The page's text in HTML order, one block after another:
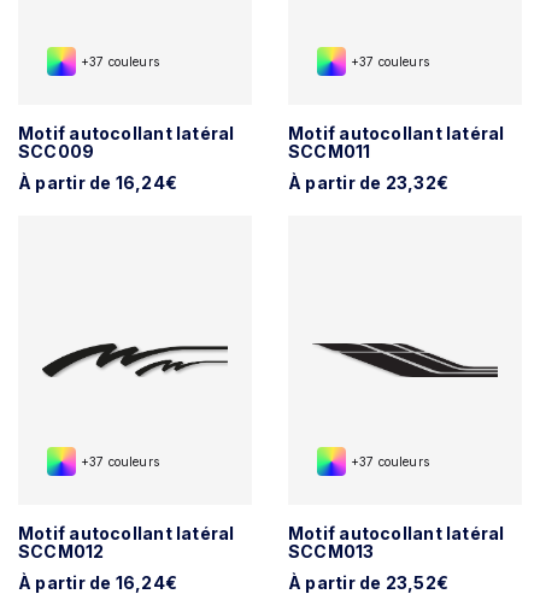
+37 couleurs
Motif autocollant latéral
SCC009
À partir de 16,24€
+37 couleurs
Motif autocollant latéral
SCCM011
À partir de 23,32€
+37 couleurs
Motif autocollant latéral
SCCM012
À partir de 16,24€
+37 couleurs
Motif autocollant latéral
SCCM013
À partir de 23,52€